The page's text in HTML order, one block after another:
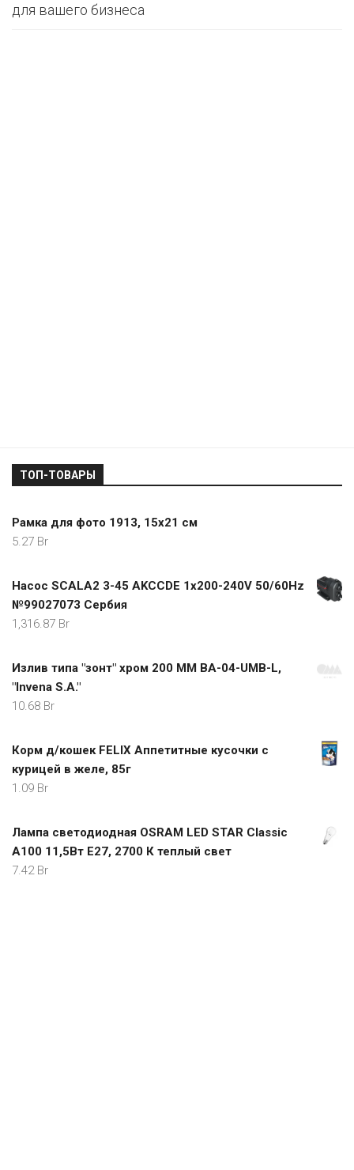
для вашего бизнеса
ТОП-ТОВАРЫ
Рамка для фото 1913, 15х21 см
5.27 Br
Насос SCALA2 3-45 AKCCDE 1x200-240V 50/60Hz
№99027073 Сербия
1,316.87 Br
Излив типа "зонт" хром 200 MM BA-04-UMB-L,
"Invena S.A."
10.68 Br
Корм д/кошек FELIX Аппетитные кусочки с
курицей в желе, 85г
1.09 Br
Лампа светодиодная OSRAM LED STAR Classic
A100 11,5Вт Е27, 2700 К теплый свет
7.42 Br